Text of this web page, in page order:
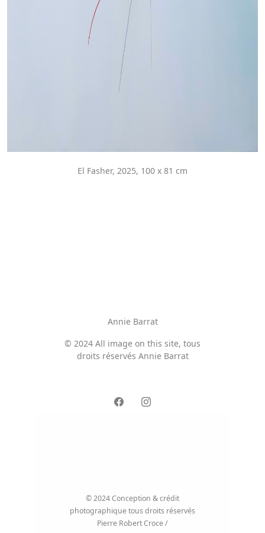
El Fasher, 2025, 100 x 81 cm
Annie Barrat
© 2024 All image on this site, tous
droits réservés Annie Barrat
© 2024 Conception & crédit
photographique tous droits réservés
Pierre Robert Croce /